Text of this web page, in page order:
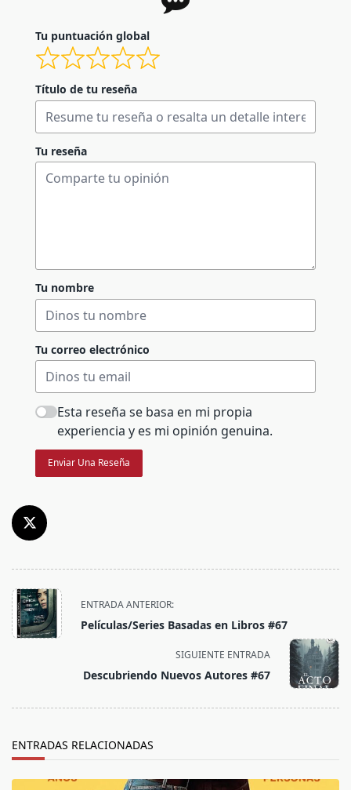
Tu puntuación global
Título de tu reseña
Tu reseña
Tu nombre
Tu correo electrónico
Esta reseña se basa en mi propia
experiencia y es mi opinión genuina.
Enviar Una Reseña
<span
class="nav-
subtitle
ENTRADA ANTERIOR:
Películas/Series Basadas en Libros #67
SIGUIENTE ENTRADA
Descubriendo Nuevos Autores #67
ENTRADAS RELACIONADAS